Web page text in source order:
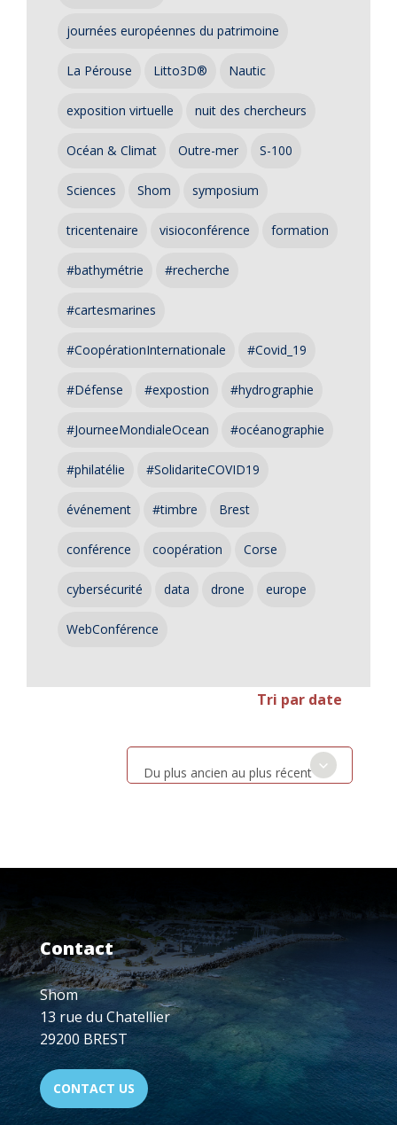
journées européennes du patrimoine
La Pérouse Litto3D® Nautic
exposition virtuelle nuit des chercheurs
Océan & Climat Outre-mer S-100
Sciences Shom symposium
tricentenaire visioconférence formation
#bathymétrie #recherche
#cartesmarines
#CoopérationInternationale #Covid_19
#Défense #expostion #hydrographie
#JourneeMondialeOcean #océanographie
#philatélie #SolidariteCOVID19
événement #timbre Brest
conférence coopération Corse
cybersécurité data drone europe
WebConférence
Tri par date
Du plus ancien au plus récent
Contact
Shom
13 rue du Chatellier
29200 BREST
CONTACT US